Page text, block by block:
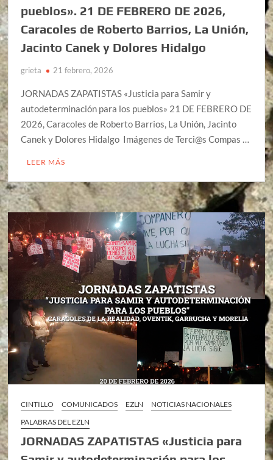
pueblos». 21 DE FEBRERO DE 2026,
Caracoles de Roberto Barrios, La Unión,
Jacinto Canek y Dolores Hidalgo
grieta 21 febrero, 2026
JORNADAS ZAPATISTAS «Justicia para Samir y
autodeterminación para los pueblos» 21 DE FEBRERO DE
2026, Caracoles de Roberto Barrios, La Unión, Jacinto
Canek y Dolores Hidalgo Imágenes de Terci@s Compas …
LEER MÁS
CINTILLO COMUNICADOS EZLN
NOTICIAS NACIONALES
PALABRAS DEL EZLN
JORNADAS ZAPATISTAS «Justicia para